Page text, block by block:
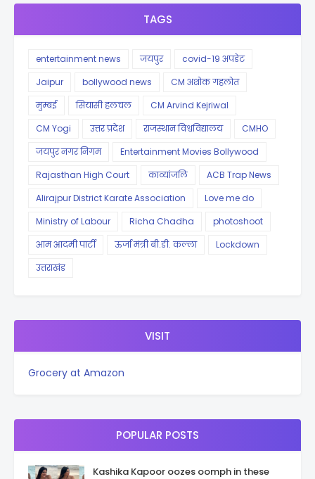
TAGS
entertainment news जयपुर
covid-19 अपडेट
Jaipur
bollywood news
CM अशोक गहलोत
मुम्बई
सियासी हलचल
CM Arvind Kejriwal
CM Yogi
उत्तर प्रदेश राजस्थान विश्वविद्यालय
CMHO
जयपुर नगर निगम
Entertainment Movies Bollywood
Rajasthan High Court
काव्यांजलि
ACB Trap News
Alirajpur District Karate Association
Love me do
Ministry of Labour
Richa Chadha
photoshoot
आम आदमी पार्टी
ऊर्जा मंत्री बी.डी. कल्ला
Lockdown
उत्तराखंड
VISIT
Grocery at Amazon
POPULAR POSTS
Kashika Kapoor oozes oomph in these